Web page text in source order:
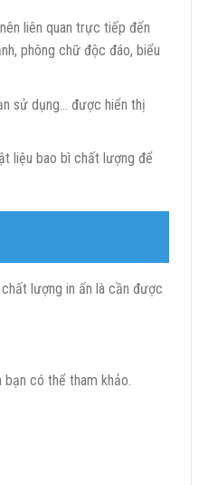
liên quan trực tiếp đến
phông chữ độc đáo, biểu
sử dụng… được hiển thị
liệu bao bì chất lượng để
lượng in ấn là cần được
có thể tham khảo.